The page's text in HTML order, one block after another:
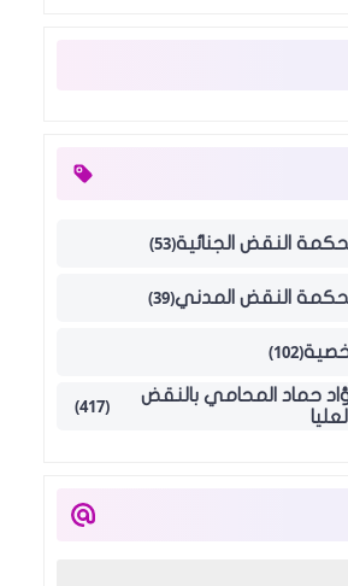
النقض الجنائية(53)
النقض المدني(39)
(102)
حماد المحامي بالنقض
(417)